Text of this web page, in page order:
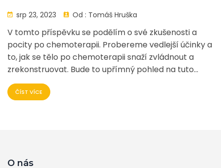
srp 23, 2023 Od : Tomáš Hruška
V tomto příspěvku se podělím o své zkušenosti a
pocity po chemoterapii. Probereme vedlejší účinky a
to, jak se tělo po chemoterapii snaží zvládnout a
zrekonstruovat. Bude to upřímný pohled na tuto
náročnou léčbu, která má výrazný dopad na fyzický
a psychický stav člověka. Doufám, že moje
ČÍST VÍCE
O nás